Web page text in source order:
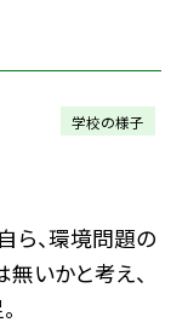
学校の様子
ら、環境問題の
いかと考え、